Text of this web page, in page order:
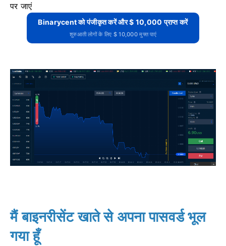
पर जाएं
Binarycent को पंजीकृत करें और $ 10,000 प्राप्त करें
शुरुआती लोगों के लिए $ 10,000 मुफ्त पाएं
मैं बाइनरीसेंट खाते से अपना पासवर्ड भूल
गया हूँ